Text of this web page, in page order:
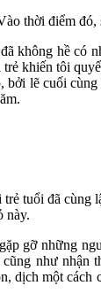
thời điểm
không hề có
trẻ khiến tôi
lẽ cuối
tuổi đã cùng
này.
gỡ những
như
dịch một